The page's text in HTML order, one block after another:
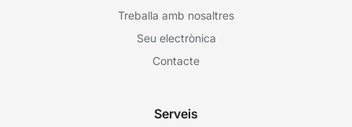
Treballa amb nosaltres
Seu electrònica
Contacte
Serveis